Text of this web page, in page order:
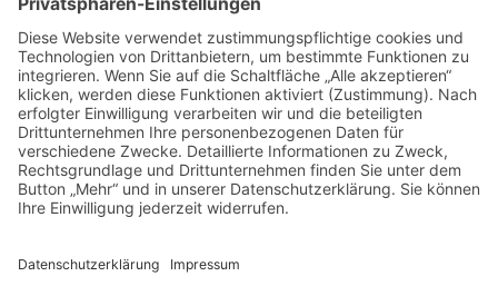
Unterstellplatz Wohnmobil mieten
Garage Oldtimer mieten
Produktionsflächen mieten
Lagerkapazitäten mieten
Zwischenlager mieten
Musik-Proberaum mieten
Lagerraum-Lagerbox mieten
Standorte
Herborn / Sinn I & II
Wilnsdorf / Rudersdorf
Kreuztal / Kredenbach